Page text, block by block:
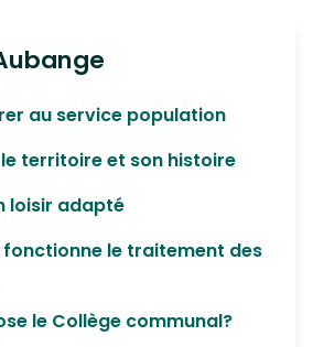
au service population
territoire et son histoire
loisir adapté
le traitement des
le Collège communal?